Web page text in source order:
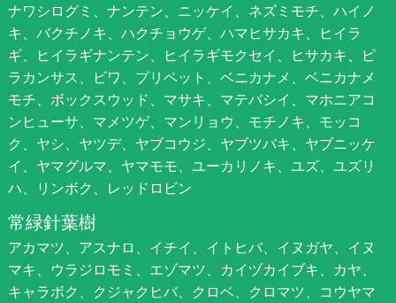
ナワシログミ、ナンテン、ニッケイ、ネズミモチ、ハイノ
キ、バクチノキ、ハクチョウゲ、ハマヒサカキ、ヒイラ
ギ、ヒイラギナンテン、ヒイラギモクセイ、ヒサカキ、ピ
ラカンサス、ビワ、プリペット、ベニカナメ、ベニカナメ
モチ、ボックスウッド、マサキ、マテバシイ、マホニアコ
ンヒューサ、マメツゲ、マンリョウ、モチノキ、モッコ
ク、ヤシ、ヤツデ、ヤブコウジ、ヤブツバキ、ヤブニッケ
イ、ヤマグルマ、ヤマモモ、ユーカリノキ、ユズ、ユズリ
ハ、リンボク、レッドロビン
常緑針葉樹
アカマツ、アスナロ、イチイ、イトヒバ、イヌガヤ、イヌ
マキ、ウラジロモミ、エゾマツ、カイヅカイブキ、カヤ、
キャラボク、クジャクヒバ、クロベ、クロマツ、コウヤマ